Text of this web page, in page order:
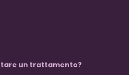
un trattamento?